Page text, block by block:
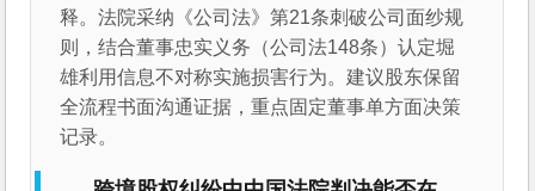
释。法院采纳《公司法》第21条刺破公司面纱规
则，结合董事忠实义务（公司法148条）认定堀
雄利用信息不对称实施损害行为。建议股东保留
全流程书面沟通证据，重点固定董事单方面决策
记录。